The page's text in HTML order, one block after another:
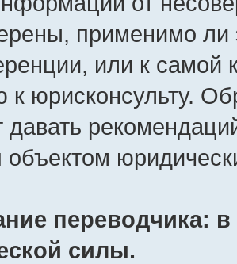
применимо ли
или к самой
юрисконсульту.
давать
объектом
переводчика:
силы.